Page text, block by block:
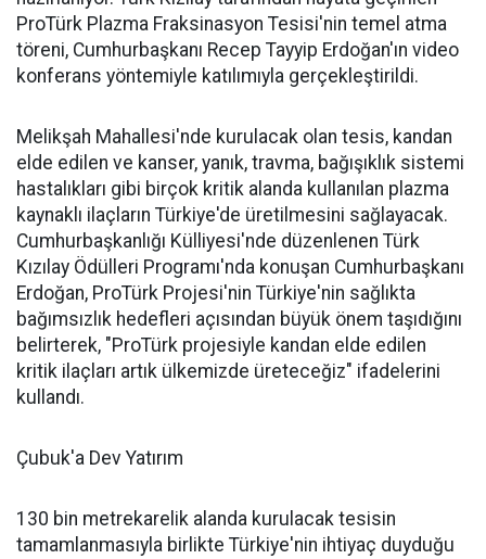
ProTürk Plazma Fraksinasyon Tesisi'nin temel atma
töreni, Cumhurbaşkanı Recep Tayyip Erdoğan'ın video
konferans yöntemiyle katılımıyla gerçekleştirildi.
Melikşah Mahallesi'nde kurulacak olan tesis, kandan
elde edilen ve kanser, yanık, travma, bağışıklık sistemi
hastalıkları gibi birçok kritik alanda kullanılan plazma
kaynaklı ilaçların Türkiye'de üretilmesini sağlayacak.
Cumhurbaşkanlığı Külliyesi'nde düzenlenen Türk
Kızılay Ödülleri Programı'nda konuşan Cumhurbaşkanı
Erdoğan, ProTürk Projesi'nin Türkiye'nin sağlıkta
bağımsızlık hedefleri açısından büyük önem taşıdığını
belirterek, "ProTürk projesiyle kandan elde edilen
kritik ilaçları artık ülkemizde üreteceğiz" ifadelerini
kullandı.
Çubuk'a Dev Yatırım
130 bin metrekarelik alanda kurulacak tesisin
tamamlanmasıyla birlikte Türkiye'nin ihtiyaç duyduğu